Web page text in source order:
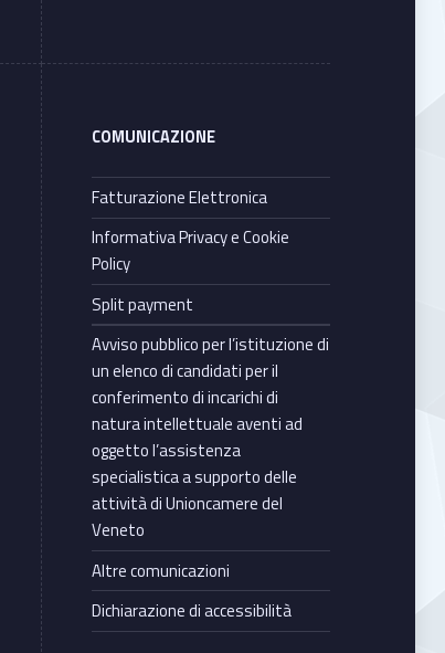
COMUNICAZIONE
Fatturazione Elettronica
Informativa Privacy e Cookie
Policy
Split payment
Avviso pubblico per l’istituzione di
un elenco di candidati per il
conferimento di incarichi di
natura intellettuale aventi ad
oggetto l’assistenza
specialistica a supporto delle
attività di Unioncamere del
Veneto
Altre comunicazioni
Dichiarazione di accessibilità